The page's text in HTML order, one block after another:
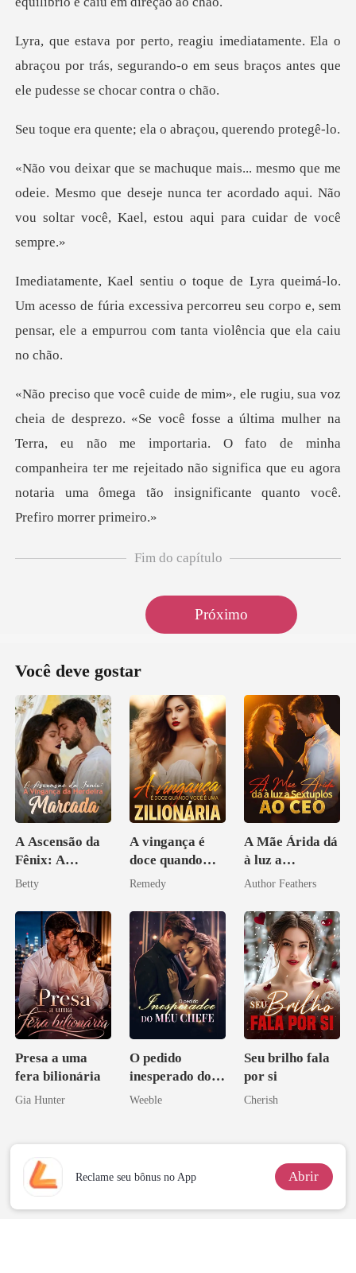
Ela o
abraçou por trás, segurando-o em seus braç
e; ela o abraçou, q
ie. Mesmo que deseje nunca ter acordado aqui. Não
vou so
cesso de fúria excessiva percorreu seu corpo e, sem
pensar
ima mulher na
Terra, eu não me importaria. O fato de minha
companheira ter me rejeitado não sig
Fim do capítulo
Próximo
Você deve gostar
A Ascensão da
Fênix: A
Vingança da
Marcada
Betty
A vingança é
doce quando
você é uma
Remedy
A Mãe Árida dá
à luz a
Sextuplos ao
Author Feathers
Presa a uma
fera bilionária
Gia Hunter
O pedido
inesperado do
meu chefe
Weeble
Seu brilho fala
por si
Cherish
Reclame seu bônus no App Abrir